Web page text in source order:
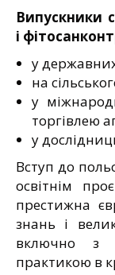
Випускники
і
у
на
у
торгівлею
у
Вступ до
освітнім
престижна
знань і
включно з
практикою в